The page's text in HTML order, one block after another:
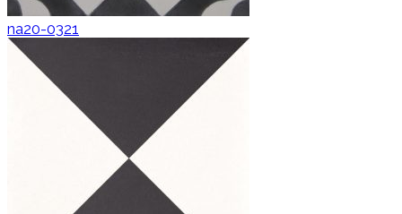
na20-0321